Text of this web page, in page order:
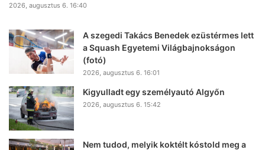
2026, augusztus 6. 16:40
A szegedi Takács Benedek ezüstérmes lett
a Squash Egyetemi Világbajnokságon
(fotó)
2026, augusztus 6. 16:01
Kigyulladt egy személyautó Algyőn
2026, augusztus 6. 15:42
Nem tudod, melyik koktélt kóstold meg a